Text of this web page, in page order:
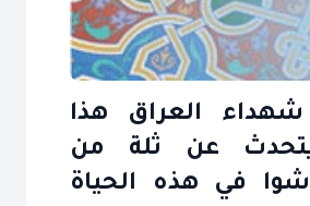
العراق هذا
يتحدث عن ثلة من
في هذه الحياة